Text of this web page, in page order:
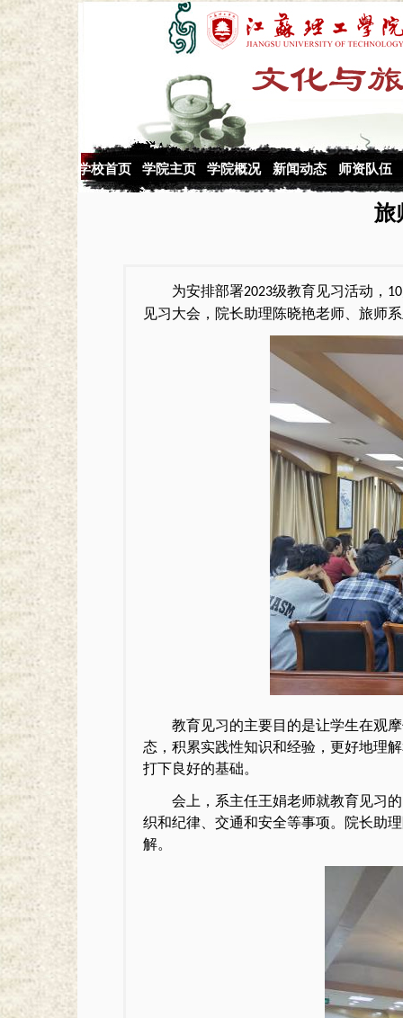
学校首页 学院主页 学院概况 新闻动态 师资队伍
旅
为安排部署2023级教育见习活动， 10
见习大会，院长助理陈晓艳老师、 旅师系
教育见习的主要目的是让学生在观
态，积累实践性知识和经验，更好地理
打下良好的基础。
会上，系主任王娟老师就教育见习
织和纪律、交通和安全等事项。院长助
解。